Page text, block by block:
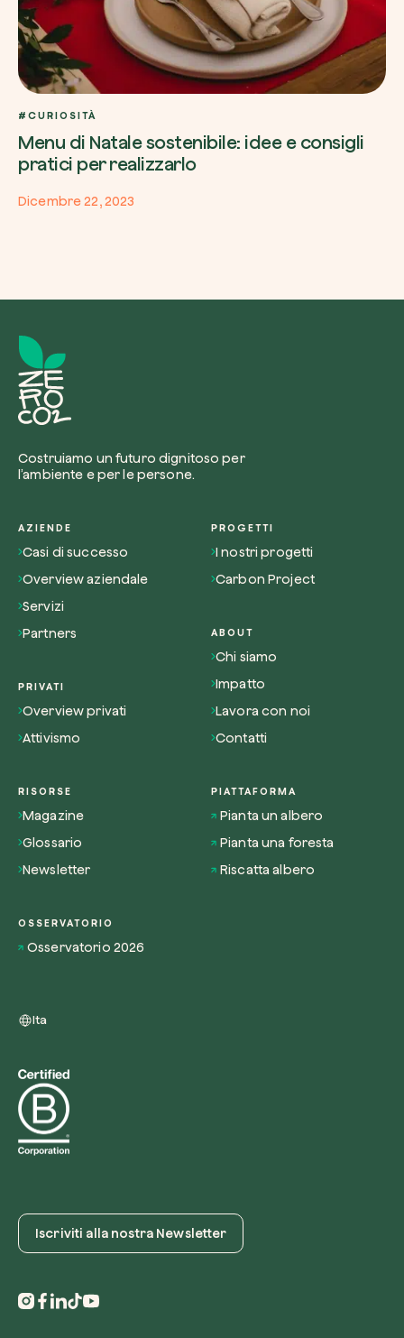
#CURIOSITÀ
Menu di Natale sostenibile: idee e consigli
pratici per realizzarlo
Dicembre 22, 2023
Costruiamo un futuro dignitoso per
l’ambiente e per le persone.
AZIENDE
Casi di successo
Overview aziendale
Servizi
Partners
PRIVATI
Overview privati
Attivismo
PROGETTI
I nostri progetti
Carbon Project
ABOUT
Chi siamo
Impatto
Lavora con noi
Contatti
RISORSE
Magazine
Glossario
Newsletter
OSSERVATORIO
Osservatorio 2026
PIATTAFORMA
Pianta un albero
Pianta una foresta
Riscatta albero
Ita
Iscriviti alla nostra Newsletter